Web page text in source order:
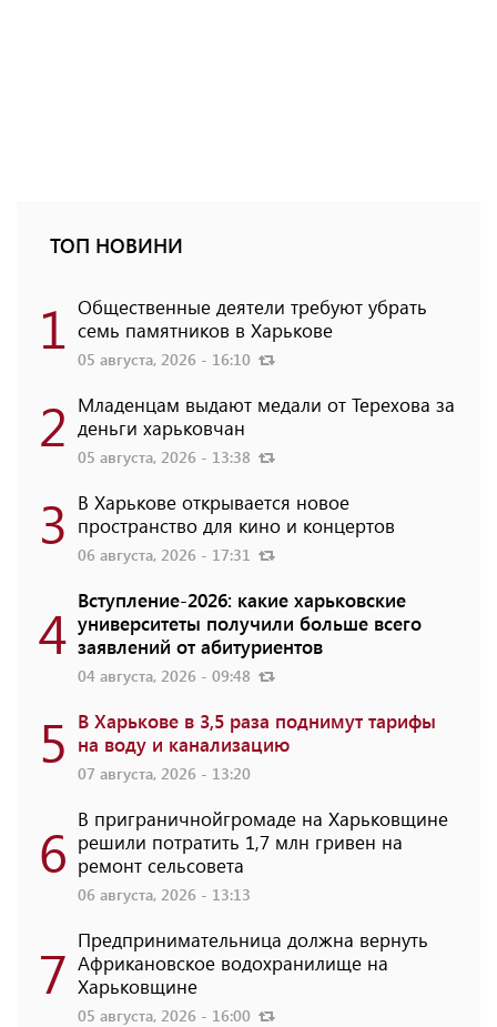
ТОП НОВИНИ
1 Общественные деятели требуют убрать
семь памятников в Харькове
05 августа, 2026 - 16:10
2 Младенцам выдают медали от Терехова за
деньги харьковчан
05 августа, 2026 - 13:38
3 В Харькове открывается новое
пространство для кино и концертов
06 августа, 2026 - 17:31
4 Вступление-2026: какие харьковские
университеты получили больше всего
заявлений от абитуриентов
04 августа, 2026 - 09:48
5 В Харькове в 3,5 раза поднимут тарифы
на воду и канализацию
07 августа, 2026 - 13:20
6 В приграничнойгромаде на Харьковщине
решили потратить 1,7 млн ​​гривен на
ремонт сельсовета
06 августа, 2026 - 13:13
7 Предпринимательница должна вернуть
Африкановское водохранилище на
Харьковщине
05 августа, 2026 - 16:00